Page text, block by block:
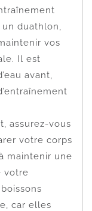
duathlon,
vos
Il est
avant,
assurez-vous
votre corps
maintenir une
votre
car elles